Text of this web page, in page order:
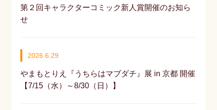
第２回キャラクターコミック新人賞開催のお知ら
せ
2026.6.29
やまもとりえ『うちらはマブダチ』展 in 京都 開催
【7/15（水）～8/30（日）】